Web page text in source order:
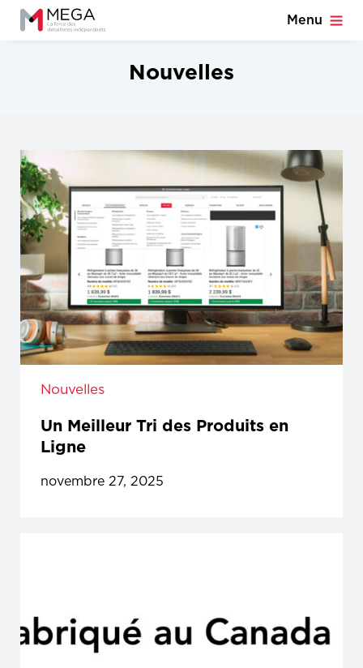
Menu
Nouvelles
Nouvelles
Un Meilleur Tri des Produits en
Ligne
novembre 27, 2025